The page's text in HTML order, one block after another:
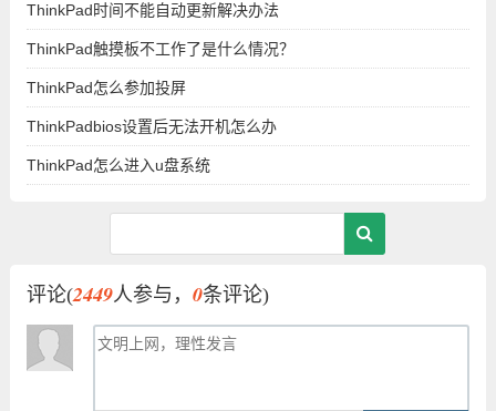
ThinkPad时间不能自动更新解决办法
ThinkPad触摸板不工作了是什么情况？
ThinkPad怎么参加投屏
ThinkPadbios设置后无法开机怎么办
ThinkPad怎么进入u盘系统
评论(2449人参与， 0条评论)